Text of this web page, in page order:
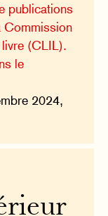
publications
Commission
(CLIL).
le
2024,